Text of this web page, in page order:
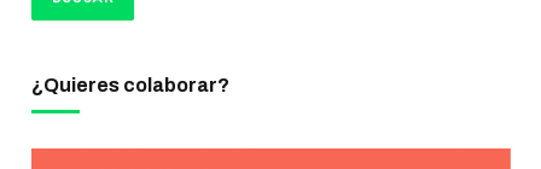
¿Quieres colaborar?